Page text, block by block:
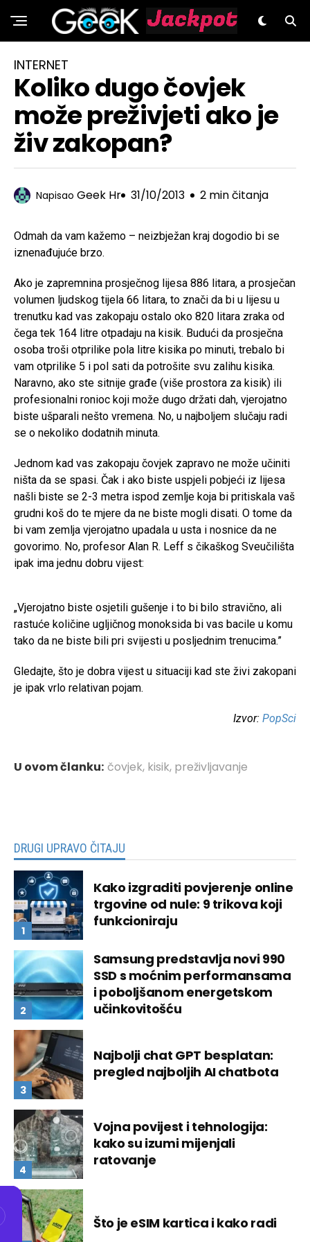
GeeK.hr
INTERNET
Koliko dugo čovjek
može preživjeti ako je
živ zakopan?
Napisao Geek Hr 31/10/2013 2 min čitanja
Odmah da vam kažemo – neizbježan kraj dogodio bi se
iznenađujuće brzo.
Ako je zapremnina prosječnog lijesa 886 litara, a prosječan
volumen ljudskog tijela 66 litara, to znači da bi u lijesu u
trenutku kad vas zakopaju ostalo oko 820 litara zraka od
čega tek 164 litre otpadaju na kisik. Budući da prosječna
osoba troši otprilike pola litre kisika po minuti, trebalo bi
vam otprilike 5 i pol sati da potrošite svu zalihu kisika.
Naravno, ako ste sitnije građe (više prostora za kisik) ili
profesionalni ronioc koji može dugo držati dah, vjerojatno
biste ušparali nešto vremena. No, u najboljem slučaju radi
se o nekoliko dodatnih minuta.
Jednom kad vas zakopaju čovjek zapravo ne može učiniti
ništa da se spasi. Čak i ako biste uspjeli pobjeći iz lijesa
našli biste se 2-3 metra ispod zemlje koja bi pritiskala vaš
grudni koš do te mjere da ne biste mogli disati. O tome da
bi vam zemlja vjerojatno upadala u usta i nosnice da ne
govorimo. No, profesor Alan R. Leff s čikaškog Sveučilišta
ipak ima jednu dobru vijest:
„Vjerojatno biste osjetili gušenje i to bi bilo stravično, ali
rastuće količine ugljičnog monoksida bi vas bacile u komu
tako da ne biste bili pri svijesti u posljednim trenucima.”
Gledajte, što je dobra vijest u situaciji kad ste živi zakopani
je ipak vrlo relativan pojam.
Izvor: PopSci
U ovom članku: čovjek, kisik, preživljavanje
DRUGI UPRAVO ČITAJU
Kako izgraditi povjerenje online
trgovine od nule: 9 trikova koji
funkcioniraju
Samsung predstavlja novi 990
SSD s moćnim performansama
i poboljšanom energetskom
učinkovitošću
Najbolji chat GPT besplatan:
pregled najboljih AI chatbota
Vojna povijest i tehnologija:
kako su izumi mijenjali
ratovanje
Što je eSIM kartica i kako radi